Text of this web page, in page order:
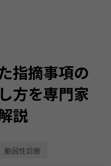
指摘事項の
方を専門家
説
脆弱性診断